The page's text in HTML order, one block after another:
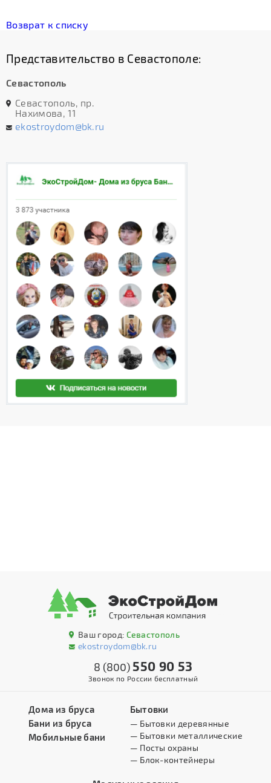
Возврат к списку
Представительство в Севастополе:
Севастополь
Севастополь, пр.
Нахимова, 11
ekostroydom@bk.ru
Ваш город: Севастополь
ekostroydom@bk.ru
8 (800) 550 90 53
Звонок по России бесплатный
Дома из бруса
Бани из бруса
Мобильные бани
Бытовки
— Бытовки деревянные
— Бытовки металлические
— Посты охраны
— Блок-контейнеры